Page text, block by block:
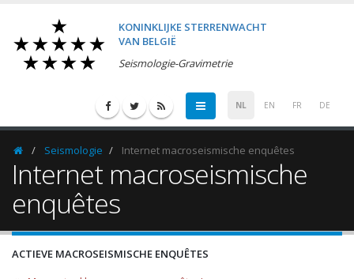
KONINKLIJKE STERRENWACHT
VAN BELGIË
Seismologie-Gravimetrie
NL EN FR DE
HomepageSeismologie Internet macroseismische enquêtes
Internet macroseismische
enquêtes
ACTIEVE MACROSEISMISCHE ENQUÊTES